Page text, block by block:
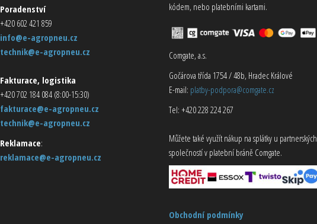
Poradenství
+420 602 421 859
info@e-agropneu.cz
technik@e-agropneu.cz
Fakturace, logistika
+420 702 184 084 (8:00-15:30)
fakturace@e-agropneu.cz
technik@e-agropneu.cz
Reklamace:
reklamace@e-agropneu.cz
kódem, nebo platebními kartami.
Comgate, a.s.
Gočárova třída 1754 / 48b, Hradec Králové
E-mail: platby-podpora@comgate.cz
Tel: +420 228 224 267
Můžete také využít nákup na splátky u partnerských
společností v platební bráně Comgate.
Obchodní podmínky